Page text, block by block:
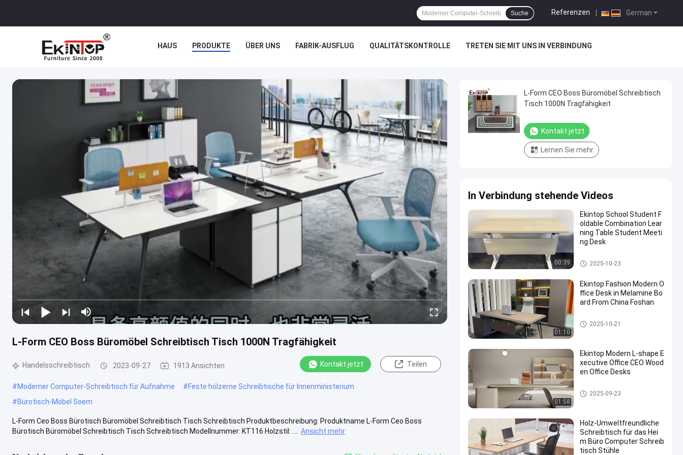
German
Referenzen
Suche
HAUS PRODUKTE ÜBER UNS FABRIK-AUSFLUG QUALITÄTSKONTROLLE TRETEN SIE MIT UNS IN VERBINDUNG
L-Form CEO Boss Büromöbel Schreibtisch Tisch 1000N Tragfähigkeit
Handelsschreibtisch 2023-09-27 1913 Ansichten Kontakt jetzt Teilen
#Moderner Computer-Schreibtisch für Aufnahme #Feste hölzerne Schreibtische für Innenministerium
#Bürotisch-Möbel Soem
L-Form Ceo Boss Bürotisch Büromöbel Schreibtisch Tisch Schreibtisch Produktbeschreibung: Produktname L-Form Ceo Boss
Bürotisch Büromöbel Schreibtisch Tisch Schreibtisch Modellnummer: KT116 Holzstil: ....
Ansicht mehr
L-Form CEO Boss Büromöbel Schreibtisch
Tisch 1000N Tragfähigkeit
Kontakt jetzt
Lernen Sie mehr
In Verbindung stehende Videos
00:39
Ekintop School Student F
oldable Combination Lear
ning Table Student Meeti
ng Desk
Handelsschreibtisch
2025-10-23
01:10
Ekintop Fashion Modern O
ffice Desk in Melamine Bo
ard From China Foshan
Handelsschreibtisch
2025-10-21
01:58
Ekintop Modern L-shape E
xecutive Office CEO Wood
en Office Desks
Handelsschreibtisch
2025-09-23
Holz-Umweltfreundliche
Schreibtisch für das Hei
m Büro Computer Schreib
tisch Stühle